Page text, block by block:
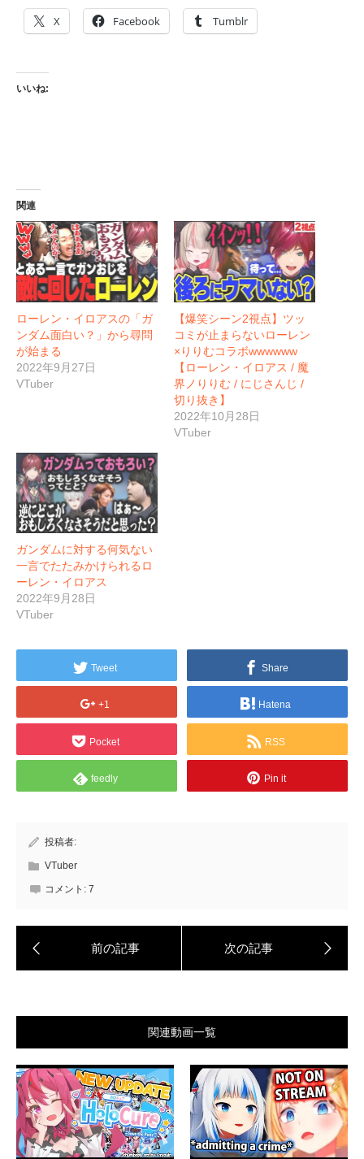
X Facebook Tumblr
いいね:
関連
ローレン・イロアスの「ガ
ンダム面白い？」から尋問
が始まる
2022年9月27日
VTuber
【爆笑シーン2視点】ツッ
コミが止まらないローレン
×りりむコラボwwwwww
【ローレン・イロアス / 魔
界ノりりむ / にじさんじ /
切り抜き】
2022年10月28日
VTuber
ガンダムに対する何気ない
一言でたたみかけられるロ
ーレン・イロアス
2022年9月28日
VTuber
Tweet Share
+1 Hatena
Pocket RSS
feedly Pin it
投稿者:
VTuber
コメント: 7
関連動画一覧